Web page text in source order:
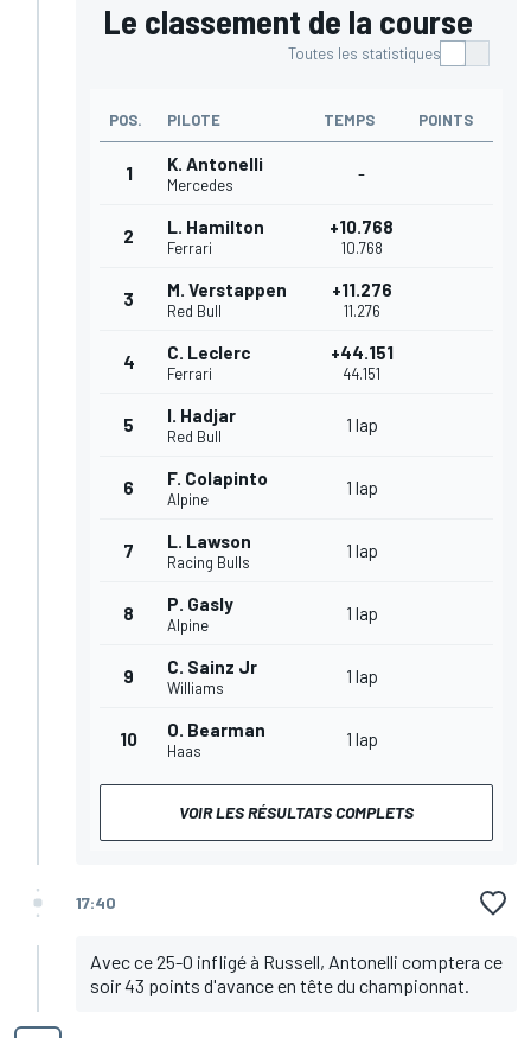
Le classement de la course
Toutes les statistiques
POS. PILOTE TEMPS POINTS
1 K. Antonelli
Mercedes
-
2 L. Hamilton
Ferrari
+10.768
10.768
3 M. Verstappen
Red Bull
+11.276
11.276
4 C. Leclerc
Ferrari
+44.151
44.151
5 I. Hadjar
Red Bull
1 lap
6 F. Colapinto
Alpine
1 lap
7 L. Lawson
Racing Bulls
1 lap
8 P. Gasly
Alpine
1 lap
9 C. Sainz Jr
Williams
1 lap
10 O. Bearman
Haas
1 lap
VOIR LES RÉSULTATS COMPLETS
17:40
Avec ce 25-0 infligé à Russell, Antonelli comptera ce
soir 43 points d'avance en tête du championnat.